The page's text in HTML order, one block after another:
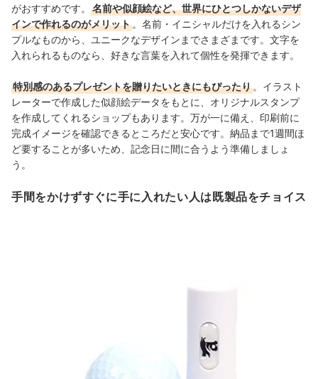
がおすすめです。
名前や似顔絵など、世界にひとつしかないデザ
インで作れるのがメリット 。名前・イニシャルだけを入れるシン
プルなものから、ユニークなデザインまでさまざまです。文字を
入れられるものなら、好きな言葉を入れて個性を発揮できます。
特別感のあるプレゼントを贈りたいときにもぴったり 。イラスト
レーターで作成した似顔絵データをもとに、オリジナルスタンプ
を作成してくれるショップもあります。万が一に備え、印刷前に
完成イメージを確認できるところだと安心です。納品まで1週間ほ
ど要することが多いため、 記念日に間に合うよう準備しましょ
う。
手間をかけずすぐに手に入れたい人は既製品をチョイス